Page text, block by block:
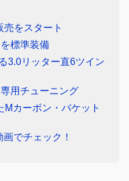
をスタート
標準装備
3.0リッター直6ツイン
用チューニング
カーボン・バケット
でチェック！